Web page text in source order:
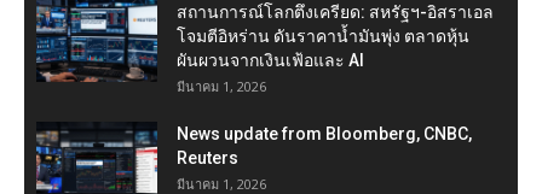
สถานการณ์โลกตึงเครียด: สหรัฐฯ-อิสราเอล
โจมตีอิหร่าน ดันราคาน้ำมันพุ่ง ตลาดหุ้น
ผันผวนจากเงินเฟ้อและ AI
มีนาคม 1, 2026
News update from Bloomberg, CNBC,
Reuters
มีนาคม 1, 2026